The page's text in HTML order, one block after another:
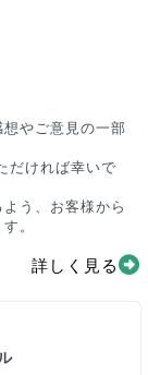
やご意見の一部
だければ幸いで
う、お客様から
。
詳しく見る